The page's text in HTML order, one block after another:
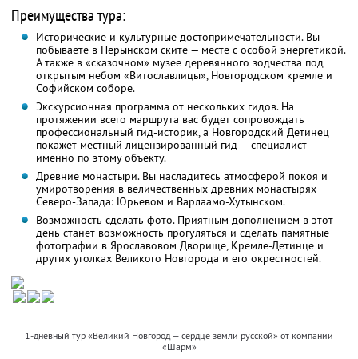
Преимущества тура:
Исторические и культурные достопримечательности. Вы
побываете в Перынском ските — месте с особой энергетикой.
А также в «сказочном» музее деревянного зодчества под
открытым небом «Витославлицы», Новгородском кремле и
Софийском соборе.
Экскурсионная программа от нескольких гидов. На
протяжении всего маршрута вас будет сопровождать
профессиональный гид-историк, а Новгородский Детинец
покажет местный лицензированный гид — специалист
именно по этому объекту.
Древние монастыри. Вы насладитесь атмосферой покоя и
умиротворения в величественных древних монастырях
Северо-Запада: Юрьевом и Варлаамо-Хутынском.
Возможность сделать фото. Приятным дополнением в этот
день станет возможность прогуляться и сделать памятные
фотографии в Ярославовом Дворище, Кремле-Детинце и
других уголках Великого Новгорода и его окрестностей.
1-дневный тур «Великий Новгород — сердце земли русской» от компании
«Шарм»